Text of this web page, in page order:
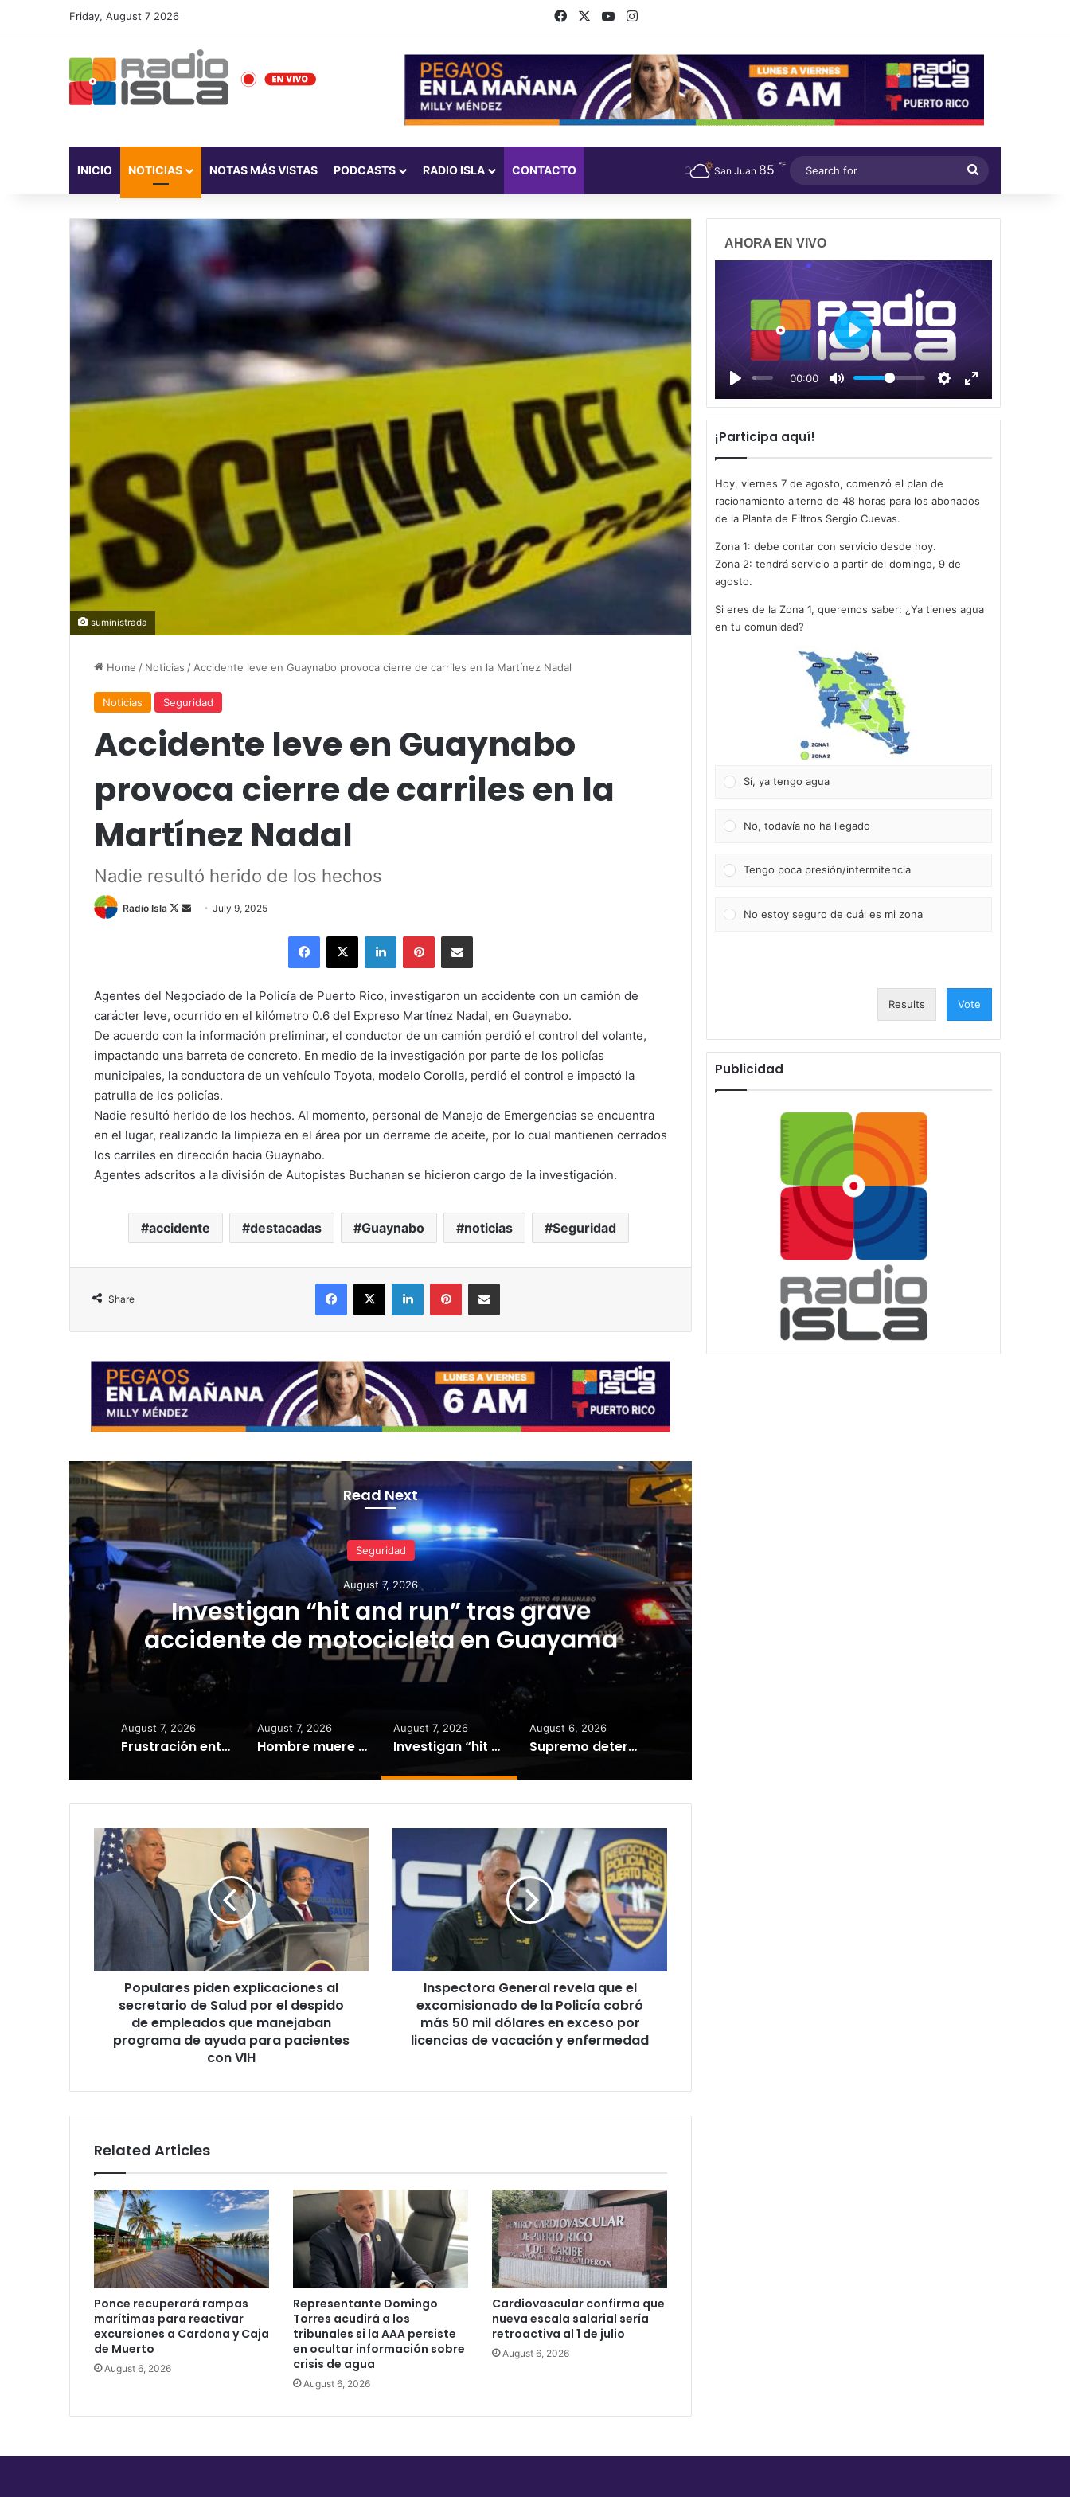
Friday, August 7 2026 FacebookYouTubeInstagram
INICIO NOTICIAS NOTAS MÁS VISTAS PODCASTS RADIO ISLA CONTACTO San Juan 85 ℉
for
suministrada
Home / Noticias / Accidente leve en Guaynabo provoca cierre de carriles en la Martínez Nadal
Noticias Seguridad
Accidente leve en Guaynabo
provoca cierre de carriles en la
Martínez Nadal
Nadie resultó herido de los hechos
Radio Isla
Follow
Send July 9, 2025
Facebook
X LinkedInPinterestShare via Email
Agentes del Negociado de la Policía de Puerto Rico, investigaron un accidente con un camión de
carácter leve, ocurrido en el kilómetro 0.6 del Expreso Martínez Nadal, en Guaynabo.
De acuerdo con la información preliminar, el conductor de un camión perdió el control del volante,
impactando una barreta de concreto. En medio de la investigación por parte de los policías
municipales, la conductora de un vehículo Toyota, modelo Corolla, perdió el control e impactó la
patrulla de los policías.
Nadie resultó herido de los hechos. Al momento, personal de Manejo de Emergencias se encuentra
en el lugar, realizando la limpieza en el área por un derrame de aceite, por lo cual mantienen cerrados
los carriles en dirección hacia Guaynabo.
Agentes adscritos a la división de Autopistas Buchanan se hicieron cargo de la investigación.
accidente destacadas Guaynabo noticias Seguridad
Share
Facebook
X LinkedInPinterestShare via Email
Read Next
Gobierno
August 6, 2026
Supremo determina acoger demandas
del Gobierno contra LUMA Energy
August 7, 2026
Frustración entre abonados: no llega el agua pese a inicio del turno de la Zona 1
August 7, 2026
Hombre muere baleado y mujer resulta herida en tiroteo en Fajardo
August 7, 2026
Investigan “hit and run” tras grave accidente de motocicleta en Guayama
August 6, 2026
Supremo determina acoger demandas del Gobierno contra LUMA Energy
Populares
piden
explicaciones
al
secretario
por
el
despido
empleados
para
con
VIH
Populares piden explicaciones al
secretario de Salud por el despido
de empleados que manejaban
programa de ayuda para pacientes
con VIH
revela
el
excomisionado
Policía
licencias
y
enfermedad
Inspectora General revela que el
excomisionado de la Policía cobró
más 50 mil dólares en exceso por
licencias de vacación y enfermedad
Related Articles
Ponce recuperará rampas
marítimas para reactivar
excursiones a Cardona y Caja
de Muerto
August 6, 2026
Representante Domingo
Torres acudirá a los
tribunales si la AAA persiste
en ocultar información sobre
crisis de agua
August 6, 2026
Cardiovascular confirma que
nueva escala salarial sería
retroactiva al 1 de julio
August 6, 2026
AHORA EN VIVO
00:00
P
l
a
y
¡Participa aquí!
Hoy, viernes 7 de agosto, comenzó el plan de
racionamiento alterno de 48 horas para los abonados
de la Planta de Filtros Sergio Cuevas.
Zona 1: debe contar con servicio desde hoy.
Zona 2: tendrá servicio a partir del domingo, 9 de
agosto.
Si eres de la Zona 1, queremos saber: ¿Ya tienes agua
en tu comunidad?
Sí, ya tengo agua
No, todavía no ha llegado
Tengo poca presión/intermitencia
No estoy seguro de cuál es mi zona
Results Vote
Publicidad